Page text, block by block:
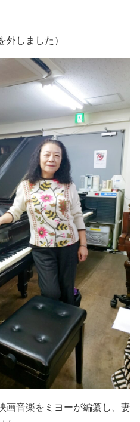
しました）
画音楽をミヨーが編纂し、妻